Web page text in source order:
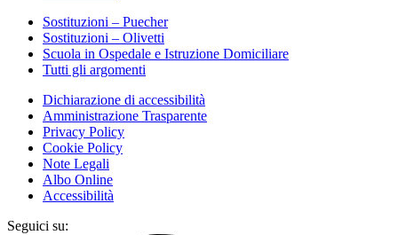
Sostituzioni – Puecher
Sostituzioni – Olivetti
Scuola in Ospedale e Istruzione Domiciliare
Tutti gli argomenti
Dichiarazione di accessibilità
Amministrazione Trasparente
Privacy Policy
Cookie Policy
Note Legali
Albo Online
Accessibilità
Seguici su: